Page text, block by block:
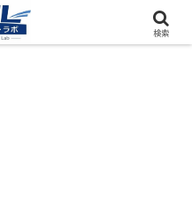
計アクセス数4000万PV）
検索